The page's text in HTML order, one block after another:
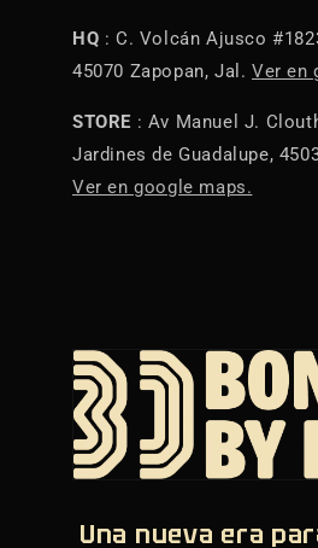
HQ : C. Volcán Ajusco
45070 Zapopan, Jal. Ver en
STORE : Av Manuel J.
Jardines de Guadalupe,
Ver en google maps.
Una nueva era